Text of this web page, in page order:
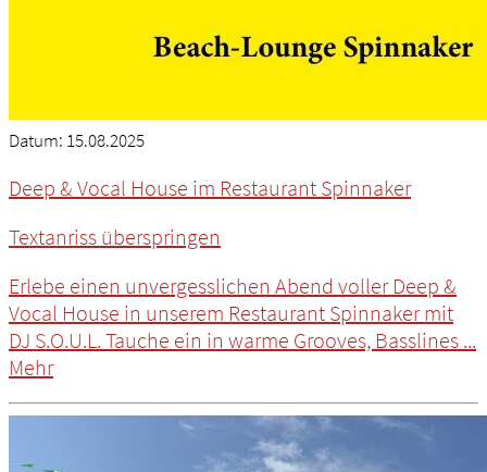
Datum: 15.08.2025
Deep & Vocal House im Restaurant Spinnaker
Textanriss überspringen
Erlebe einen unvergesslichen Abend voller Deep &
Vocal House in unserem Restaurant Spinnaker mit
DJ S.O.U.L. Tauche ein in warme Grooves, Basslines ...
Mehr